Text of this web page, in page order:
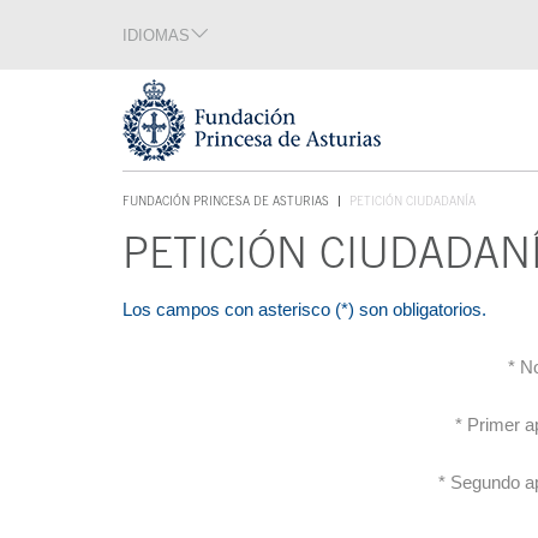
Tecla de acceso 1
IDIOMAS
FUNDACIÓN PRINCESA DE ASTURIAS
TECLA DE ACCESO 1
PETICIÓN CIUDADANÍA
Contenido principalPETICIÓN
Los campos con asterisco (*) son obligatorios.
*
* Primer
* Segundo